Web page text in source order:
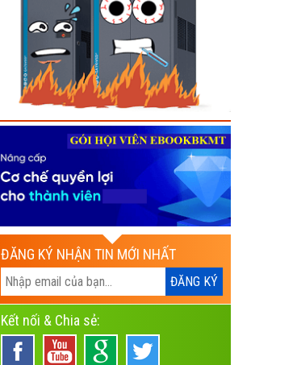
ĐĂNG KÝ NHẬN TIN MỚI NHẤT
Kết nối & Chia sẻ: